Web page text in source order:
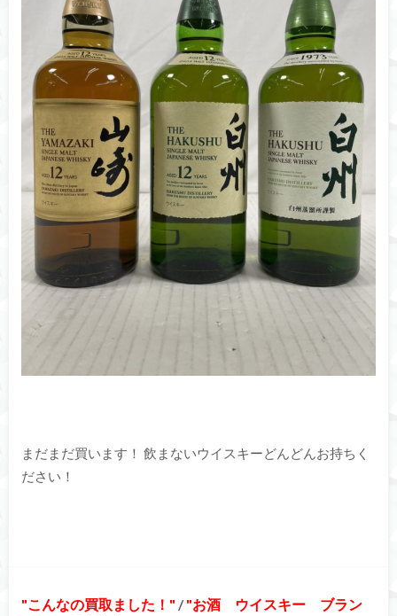
まだまだ買います！ 飲まないウイスキーどんどんお持ちく
ださい！
こんなの買取ました！ / お酒 ウイスキー ブラン